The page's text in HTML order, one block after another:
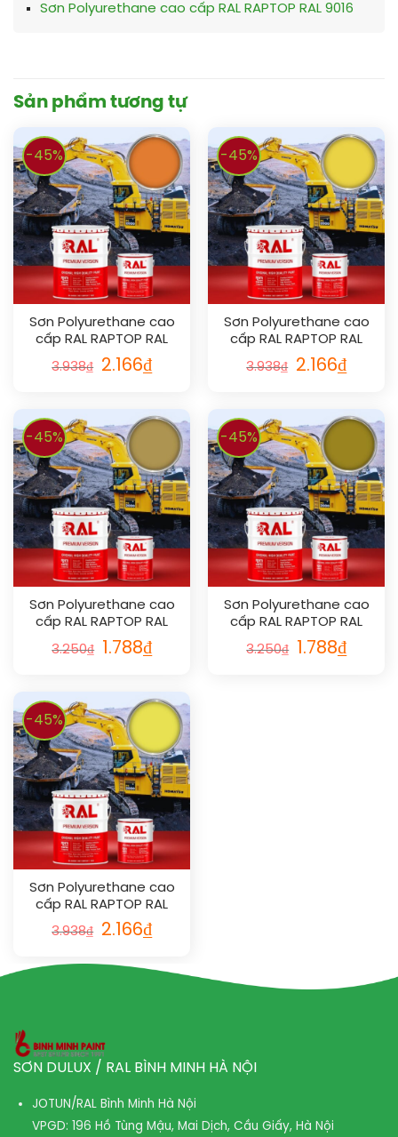
Sơn Polyurethane cao cấp RAL RAPTOP RAL 9016
Sản phẩm tương tự
-45%
Sơn Polyurethane cao
cấp RAL RAPTOP RAL
2003
3.938₫ 2.166₫
-45%
Sơn Polyurethane cao
cấp RAL RAPTOP RAL
1018
3.938₫ 2.166₫
-45%
Sơn Polyurethane cao
cấp RAL RAPTOP RAL
1024
3.250₫ 1.788₫
-45%
Sơn Polyurethane cao
cấp RAL RAPTOP RAL
1027
3.250₫ 1.788₫
-45%
Sơn Polyurethane cao
cấp RAL RAPTOP RAL
1016
3.938₫ 2.166₫
SƠN DULUX / RAL BÌNH MINH HÀ NỘI
JOTUN/RAL Bình Minh Hà Nội
VPGD: 196 Hồ Tùng Mậu, Mai Dịch, Cầu Giấy, Hà Nội